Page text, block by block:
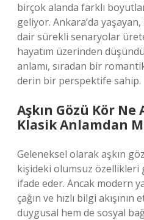
birçok alanda farklı
geliyor. Ankara’da
dair sürekli senaryolar
hayatım üzerinden
anlamı, sıradan bir
derin bir perspektife sahip.
Aşkın Gözü Kör
Klasik Anlamdan
Geleneksel olarak aşkın
kişideki olumsuz özellikleri
ifade eder. Ancak modern
çağın ve hızlı bilgi
duygusal hem de sosyal